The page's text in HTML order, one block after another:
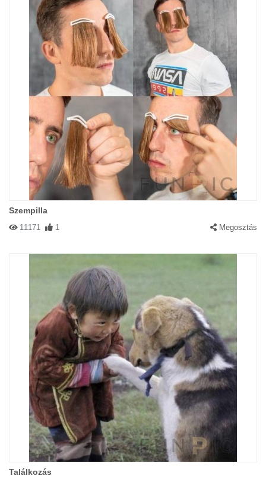
Szempilla
11171 1 Megosztás
Találkozás